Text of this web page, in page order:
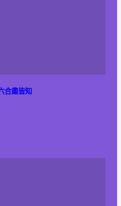
合盡皆知